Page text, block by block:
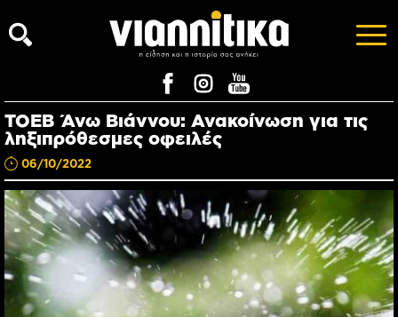
ΤΟΕΒ Άνω Βιάννου: Ανακοίνωση για τις
ληξιπρόθεσμες οφειλές
06/10/2022